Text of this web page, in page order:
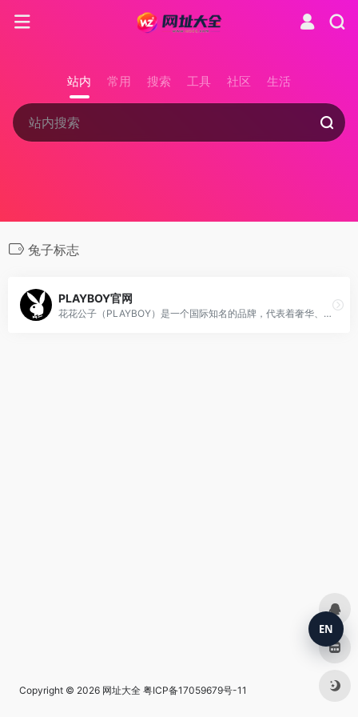
站内 常用 搜索 工具 社区 生活
兔子标志
PLAYBOY官网
花花公子（PLAYBOY）是一个国际知名的品牌，代表着奢华、时尚和性感，涵盖杂志、时尚服饰、香水、酒店等多个领域。
Copyright © 2026 网址大全 粤ICP备17059679号-11
EN